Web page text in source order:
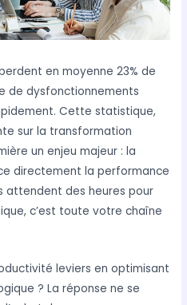
en moyenne 23% de
de dysfonctionnements
Cette statistique,
sur la transformation
un enjeu majeur : la
directement la performance
attendent des heures pour
c’est toute votre chaîne
leviers en optimisant
? La réponse ne se